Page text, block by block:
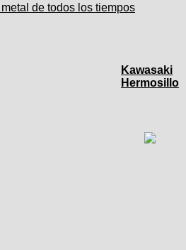
de todos los tiempos
Kawasaki
Hermosillo